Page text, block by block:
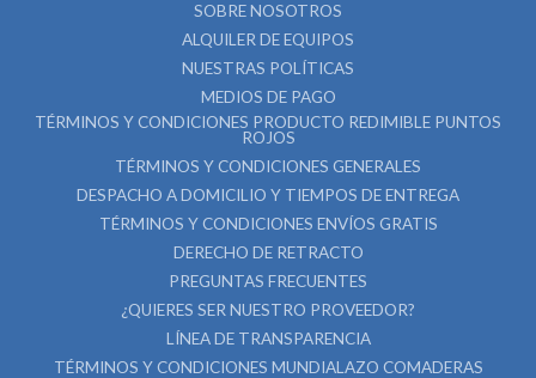
SOBRE NOSOTROS
ALQUILER DE EQUIPOS
NUESTRAS POLÍTICAS
MEDIOS DE PAGO
TÉRMINOS Y CONDICIONES PRODUCTO REDIMIBLE PUNTOS
ROJOS
TÉRMINOS Y CONDICIONES GENERALES
DESPACHO A DOMICILIO Y TIEMPOS DE ENTREGA
TÉRMINOS Y CONDICIONES ENVÍOS GRATIS
DERECHO DE RETRACTO
PREGUNTAS FRECUENTES
¿QUIERES SER NUESTRO PROVEEDOR?
LÍNEA DE TRANSPARENCIA
TÉRMINOS Y CONDICIONES MUNDIALAZO COMADERAS